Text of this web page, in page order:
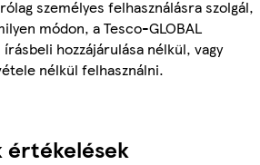
személyes felhasználásra szolgál,
módon, a Tesco-GLOBAL
hozzájárulása nélkül, vagy
nélkül felhasználni.
értékelések